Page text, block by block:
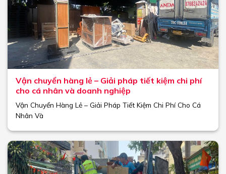
Vận chuyển hàng lẻ – Giải pháp tiết kiệm chi phí
cho cá nhân và doanh nghiệp
Vận Chuyển Hàng Lẻ – Giải Pháp Tiết Kiệm Chi Phí Cho Cá
Nhân Và